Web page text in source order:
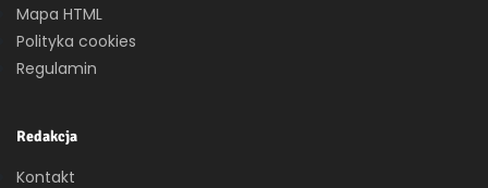
Mapa HTML
Polityka cookies
Regulamin
Redakcja
Kontakt